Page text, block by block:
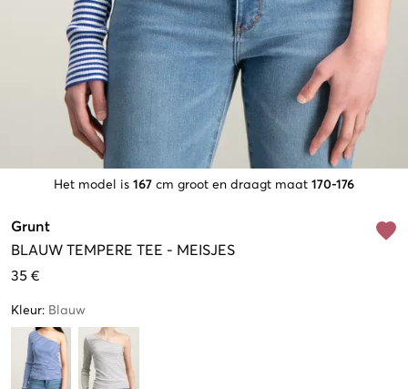
Het model is 167 cm groot en draagt maat 170-176
Grunt
BLAUW TEMPERE TEE - MEISJES
35 €
Kleur: Blauw